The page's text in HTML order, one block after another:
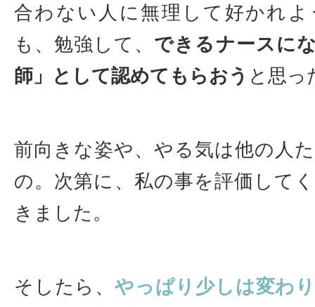
合わない人に無理して好かれ
も、勉強して、 できるナースに
師」として認めてもらおう と思っ
前向きな姿や、やる気は他の人
の。次第に、私の事を評価して
きました。
そしたら、 やっぱり少しは変わ